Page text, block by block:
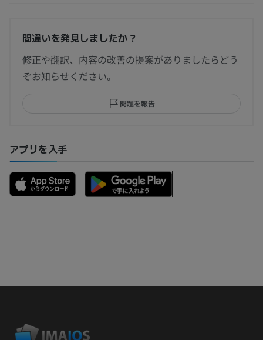
間違いを発見しましたか？
修正や翻訳、内容の改善の提案がありましたらどう
ぞお知らせください。
問題を報告
アプリを入手